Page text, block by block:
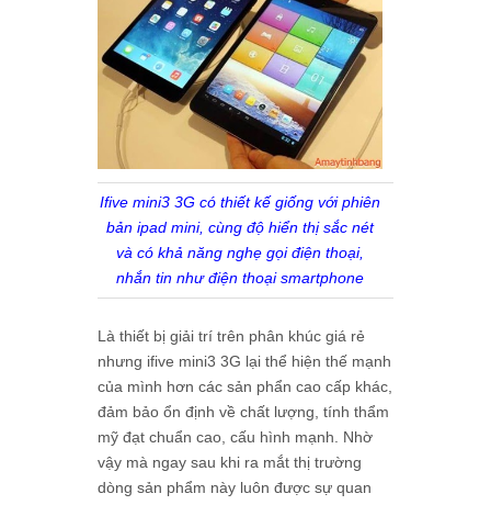
Ifive mini3 3G có thiết kế giống với phiên
bản ipad mini, cùng độ hiển thị sắc nét
và có khả năng nghẹ gọi điện thoại,
nhắn tin như điện thoại smartphone
Là thiết bị giải trí trên phân khúc giá rẻ
nhưng ifive mini3 3G lại thể hiện thế mạnh
của mình hơn các sản phẩn cao cấp khác,
đảm bảo ổn định về chất lượng, tính thẩm
mỹ đạt chuẩn cao, cấu hình mạnh. Nhờ
vậy mà ngay sau khi ra mắt thị trường
dòng sản phẩm này luôn được sự quan